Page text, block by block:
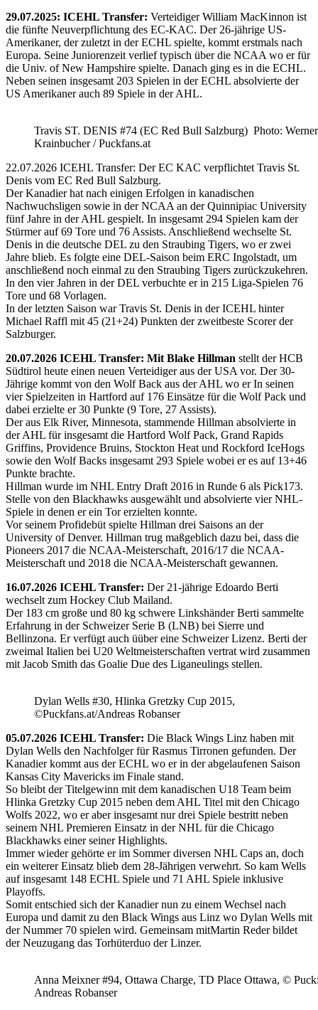
29.07.2025: ICEHL Transfer: Verteidiger William MacKinnon ist
die fünfte Neuverpflichtung des EC-KAC. Der 26-jährige US-
Amerikaner, der zuletzt in der ECHL spielte, kommt erstmals nach
Europa. Seine Juniorenzeit verlief typisch über die NCAA wo er für
die Univ. of New Hampshire spielte. Danach ging es in die ECHL.
Neben seinen insgesamt 203 Spielen in der ECHL absolvierte der
US Amerikaner auch 89 Spiele in der AHL.
Travis ST. DENIS #74 (EC Red Bull Salzburg) Photo: Werner
Krainbucher / Puckfans.at
22.07.2026 ICEHL Transfer: Der EC KAC verpflichtet Travis St.
Denis vom EC Red Bull Salzburg.
Der Kanadier hat nach einigen Erfolgen in kanadischen
Nachwuchsligen sowie in der NCAA an der Quinnipiac University
fünf Jahre in der AHL gespielt. In insgesamt 294 Spielen kam der
Stürmer auf 69 Tore und 76 Assists. Anschließend wechselte St.
Denis in die deutsche DEL zu den Straubing Tigers, wo er zwei
Jahre blieb. Es folgte eine DEL-Saison beim ERC Ingolstadt, um
anschließend noch einmal zu den Straubing Tigers zurückzukehren.
In den vier Jahren in der DEL verbuchte er in 215 Liga-Spielen 76
Tore und 68 Vorlagen.
In der letzten Saison war Travis St. Denis in der ICEHL hinter
Michael Raffl mit 45 (21+24) Punkten der zweitbeste Scorer der
Salzburger.
20.07.2026 ICEHL Transfer: Mit Blake Hillman stellt der HCB
Südtirol heute einen neuen Verteidiger aus der USA vor. Der 30-
Jährige kommt von den Wolf Back aus der AHL wo er In seinen
vier Spielzeiten in Hartford auf 176 Einsätze für die Wolf Pack und
dabei erzielte er 30 Punkte (9 Tore, 27 Assists).
Der aus Elk River, Minnesota, stammende Hillman absolvierte in
der AHL für insgesamt die Hartford Wolf Pack, Grand Rapids
Griffins, Providence Bruins, Stockton Heat und Rockford IceHogs
sowie den Wolf Backs insgesamt 293 Spiele wobei er es auf 13+46
Punkte brachte.
Hillman wurde im NHL Entry Draft 2016 in Runde 6 als Pick173.
Stelle von den Blackhawks ausgewählt und absolvierte vier NHL-
Spiele in denen er ein Tor erzielten konnte.
Vor seinem Profidebüt spielte Hillman drei Saisons an der
University of Denver. Hillman trug maßgeblich dazu bei, dass die
Pioneers 2017 die NCAA-Meisterschaft, 2016/17 die NCAA-
Meisterschaft und 2018 die NCAA-Meisterschaft gewannen.
16.07.2026 ICEHL Transfer: Der 21-jährige Edoardo Berti
wechselt zum Hockey Club Mailand.
Der 183 cm große und 80 kg schwere Linkshänder Berti sammelte
Erfahrung in der Schweizer Serie B (LNB) bei Sierre und
Bellinzona. Er verfügt auch üüber eine Schweizer Lizenz. Berti der
zweimal Italien bei U20 Weltmeisterschaften vertrat wird zusammen
mit Jacob Smith das Goalie Due des Liganeulings stellen.
Dylan Wells #30, Hlinka Gretzky Cup 2015,
©Puckfans.at/Andreas Robanser
05.07.2026 ICEHL Transfer: Die Black Wings Linz haben mit
Dylan Wells den Nachfolger für Rasmus Tirronen gefunden. Der
Kanadier kommt aus der ECHL wo er in der abgelaufenen Saison
Kansas City Mavericks im Finale stand.
So bleibt der Titelgewinn mit dem kanadischen U18 Team beim
Hlinka Gretzky Cup 2015 neben dem AHL Titel mit den Chicago
Wolfs 2022, wo er aber insgesamt nur drei Spiele bestritt neben
seinem NHL Premieren Einsatz in der NHL für die Chicago
Blackhawks einer seiner Highlights.
Immer wieder gehörte er im Sommer diversen NHL Caps an, doch
ein weiterer Einsatz blieb dem 28-Jährigen verwehrt. So kam Wells
auf insgesamt 148 ECHL Spiele und 71 AHL Spiele inklusive
Playoffs.
Somit entschied sich der Kanadier nun zu einem Wechsel nach
Europa und damit zu den Black Wings aus Linz wo Dylan Wells mit
der Nummer 70 spielen wird. Gemeinsam mitMartin Reder bildet
der Neuzugang das Torhüterduo der Linzer.
Anna Meixner #94, Ottawa Charge, TD Place Ottawa, ©
Andreas Robanser